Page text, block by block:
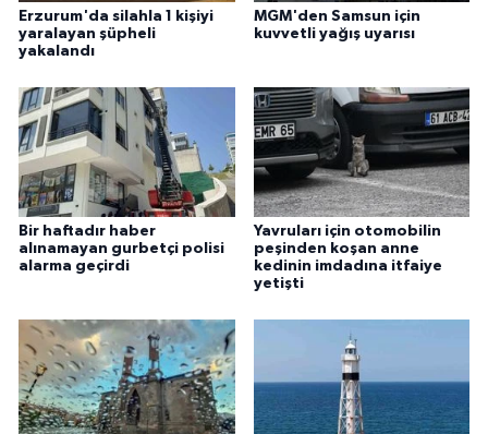
Erzurum'da silahla 1 kişiyi
yaralayan şüpheli
yakalandı
MGM'den Samsun için
kuvvetli yağış uyarısı
Bir haftadır haber
alınamayan gurbetçi polisi
alarma geçirdi
Yavruları için otomobilin
peşinden koşan anne
kedinin imdadına itfaiye
yetişti